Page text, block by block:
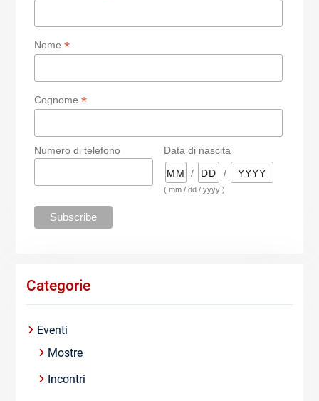
Nome *
Cognome *
Numero di telefono
Data di nascita
/
/
( mm / dd / yyyy )
Categorie
Eventi
Mostre
Incontri